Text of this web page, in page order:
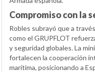
Compromiso con la
Robles subrayó que a
como el GRUPFLOT
y seguridad globales. La
fortalecen la cooperación
marítima, posicionando a